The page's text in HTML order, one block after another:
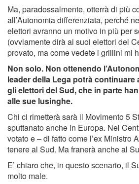
Ma, paradossalmente, otterrà di più
all’Autonomia differenziata, perché
elettori avranno un motivo in più per
(ovviamente dirà ai suoi elettori del
provato, ma come vedete i grillini mi
Non solo. Non ottenendo
leader della Lega potrà continuare
gli elettori del Sud, che in parte
alle sue lusinghe.
Chi ci rimetterà sarà il Movimento 5
sputtanato anche in Europa. Nel
votato e – di fatto come l’ex Ministro
tenere al Sud. Ma franerà anche al
E’ chiaro che, in questo scenario, il
molto male.